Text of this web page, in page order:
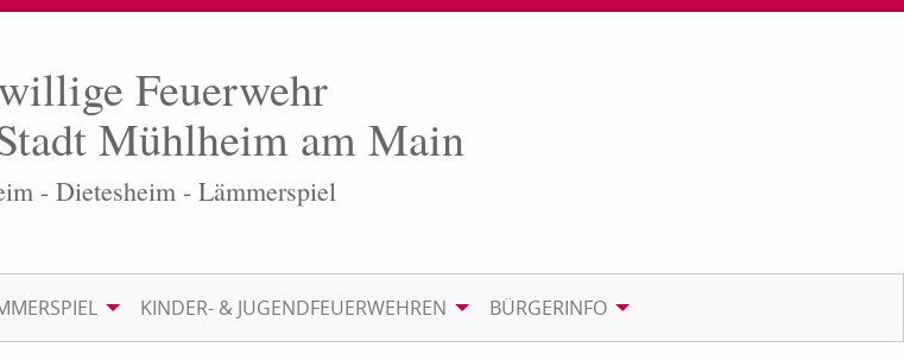
Feuerwehr
Mühlheim am Main
- Dietesheim - Lämmerspiel
KINDER- & JUGENDFEUERWEHREN BÜRGERINFO